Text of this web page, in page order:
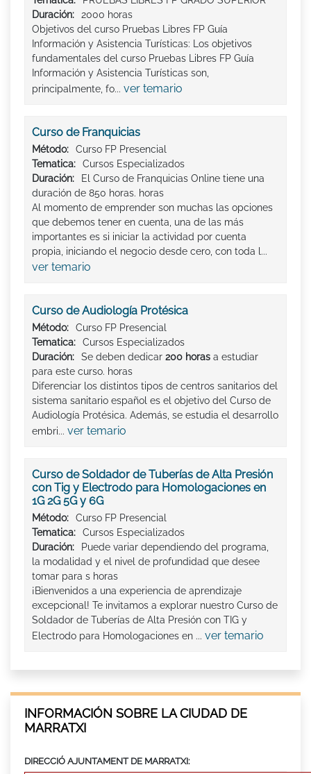
Duración:
2000 horas
Objetivos del curso Pruebas Libres FP Guía
Información y Asistencia Turísticas: Los objetivos
fundamentales del curso Pruebas Libres FP Guía
Información y Asistencia Turísticas son,
principalmente, fo... ver temario
Curso de Franquicias
Método:
Curso FP Presencial
Tematica:
Cursos Especializados
Duración:
El Curso de Franquicias Online tiene una
duración de 850 horas. horas
Al momento de emprender son muchas las opciones
que debemos tener en cuenta, una de las más
importantes es si iniciar la actividad por cuenta
propia, iniciando el negocio desde cero, con toda l...
ver temario
Curso de Audiología Protésica
Método:
Curso FP Presencial
Tematica:
Cursos Especializados
Duración:
Se deben dedicar 200 horas a estudiar
para este curso. horas
Diferenciar los distintos tipos de centros sanitarios del
sistema sanitario español es el objetivo del Curso de
Audiología Protésica. Además, se estudia el desarrollo
embri... ver temario
Curso de Soldador de Tuberías de Alta Presión
con Tig y Electrodo para Homologaciones en
1G 2G 5G y 6G
Método:
Curso FP Presencial
Tematica:
Cursos Especializados
Duración:
Puede variar dependiendo del programa,
la modalidad y el nivel de profundidad que desee
tomar para s horas
¡Bienvenidos a una experiencia de aprendizaje
excepcional! Te invitamos a explorar nuestro Curso de
Soldador de Tuberías de Alta Presión con TIG y
Electrodo para Homologaciones en ... ver temario
INFORMACIÓN SOBRE LA CIUDAD DE
MARRATXI
DIRECCIÓ AJUNTAMENT DE MARRATXI: